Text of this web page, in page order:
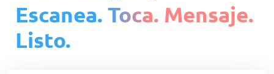
Escanea. Toca. Mensaje.
Listo.